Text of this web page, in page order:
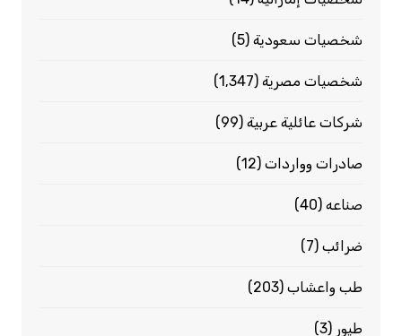
شخصيات سعودية(5)
شخصيات مصرية(1٬347)
شركات عائلية عربية(99)
صادرات وواردات(12)
صناعه(40)
ضرائب(7)
طب واعشاب(203)
طيور (3)